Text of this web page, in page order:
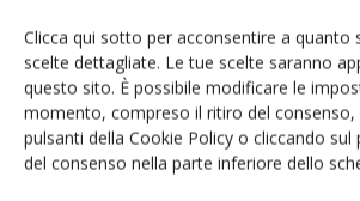
Clicca qui sotto per acconsentire a quanto
scelte dettagliate. Le tue scelte saranno
questo sito. È possibile modificare le
momento, compreso il ritiro del consenso,
pulsanti della Cookie Policy o cliccando sul
del consenso nella parte inferiore dello
LASCIA UN COMMENTO